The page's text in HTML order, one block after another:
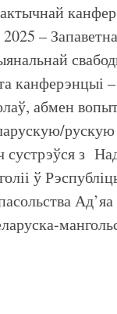
–
канферэнцыі
абмен
сустрэўся з
ў